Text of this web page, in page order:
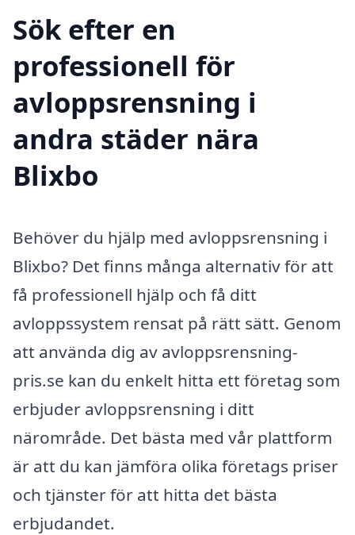
Sök efter en
professionell för
avloppsrensning i
andra städer nära
Blixbo
Behöver du hjälp med avloppsrensning i
Blixbo? Det finns många alternativ för att
få professionell hjälp och få ditt
avloppssystem rensat på rätt sätt. Genom
att använda dig av avloppsrensning-
pris.se kan du enkelt hitta ett företag som
erbjuder avloppsrensning i ditt
närområde. Det bästa med vår plattform
är att du kan jämföra olika företags priser
och tjänster för att hitta det bästa
erbjudandet.